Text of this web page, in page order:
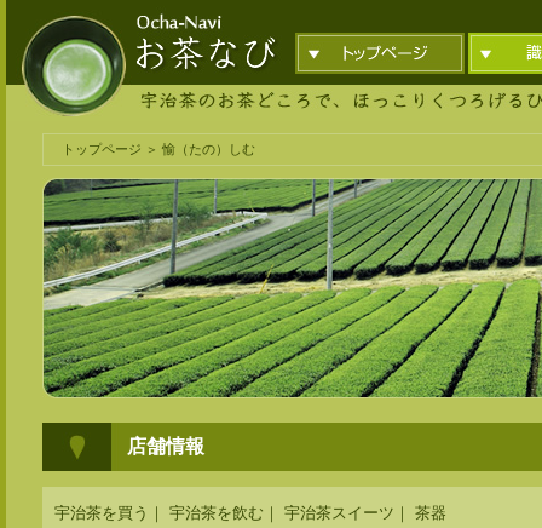
トップページ ＞ 愉（たの）しむ
店舗情報
宇治茶を買う ｜ 宇治茶を飲む ｜ 宇治茶スイーツ ｜ 茶器